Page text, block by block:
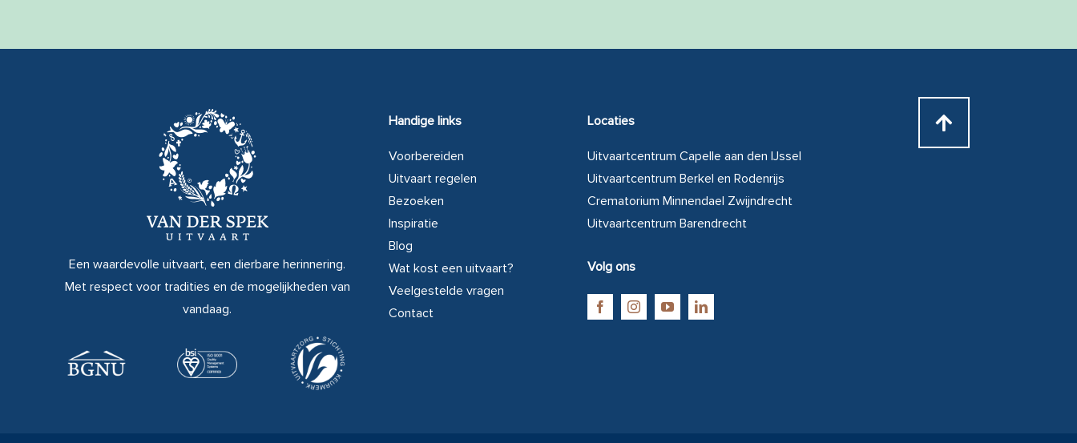
Een waardevolle uitvaart, een dierbare herinnering.
Met respect voor tradities en de mogelijkheden van
vandaag.
Handige links
Voorbereiden
Uitvaart regelen
Bezoeken
Inspiratie
Blog
Wat kost een uitvaart?
Veelgestelde vragen
Contact
Locaties
Uitvaartcentrum Capelle aan den IJssel
Uitvaartcentrum Berkel en Rodenrijs
Crematorium Minnendael Zwijndrecht
Uitvaartcentrum Barendrecht
Volg ons